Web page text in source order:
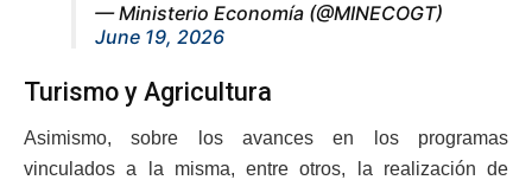
— Ministerio Economía (@MINECOGT)
June 19, 2026
Turismo y Agricultura
Asimismo, sobre los avances en los programas
vinculados a la misma, entre otros, la realización de